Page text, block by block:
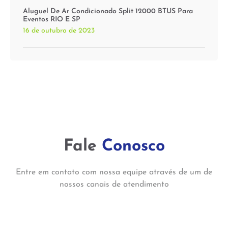
Aluguel De Ar Condicionado Split 12000 BTUS Para
Eventos RIO E SP
16 de outubro de 2023
Fale Conosco
Entre em contato com nossa equipe através de um de
nossos canais de atendimento